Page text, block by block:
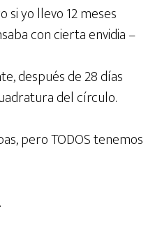
si yo llevo 12 meses
con cierta envidia –
después de 28 días
del círculo.
pero TODOS tenemos